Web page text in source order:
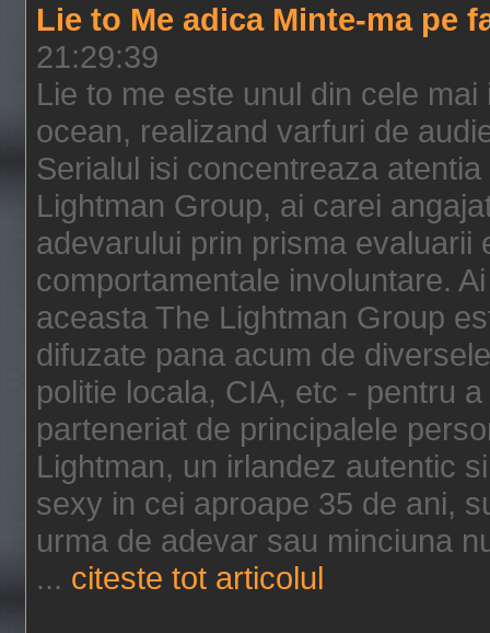
Lie to Me adica Minte-ma pe
21:29:39
Lie to me este unul din cele
ocean, realizand varfuri de
Serialul isi concentreaza
Lightman Group, ai carei
adevarului prin prisma evaluarii
comportamentale involuntare.
aceasta The Lightman Group
difuzate pana acum de
politie locala, CIA, etc - pentru
parteneriat de principalele
Lightman, un irlandez autentic
sexy in cei aproape 35 de ani,
urma de adevar sau minciuna
... citeste tot articolul